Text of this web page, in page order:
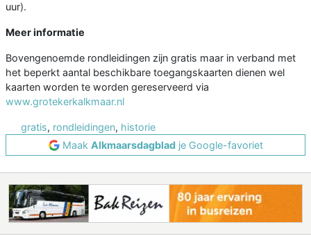
uur).
Meer informatie
Bovengenoemde rondleidingen zijn gratis maar in verband met
het beperkt aantal beschikbare toegangskaarten dienen wel
kaarten worden te worden gereserveerd via
www.grotekerkalkmaar.nl
gratis, rondleidingen, historie
Maak Alkmaarsdagbladje Google-favoriet